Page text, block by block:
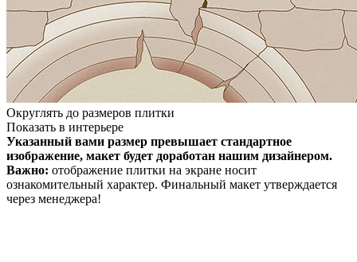
Округлять до размеров плитки
Показать в интерьере
Указанный вами размер превышает стандартное
изображение, макет будет доработан нашим дизайнером.
Важно: отображение плитки на экране носит
ознакомительный характер. Финальный макет утверждается
через менеджера!